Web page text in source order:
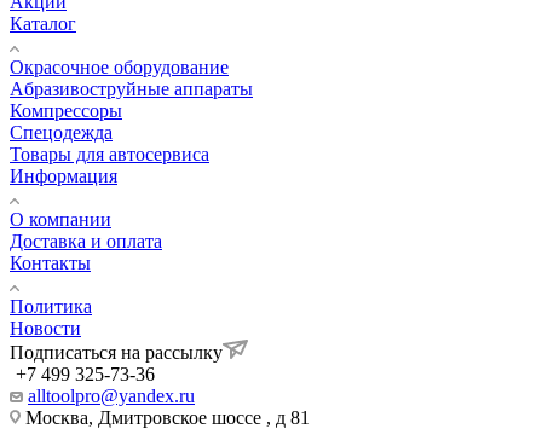
Каталог
Окрасочное оборудование
Aбразивоструйные аппараты
Компрессоры
Спецодежда
Товары для автосервиса
Информация
О компании
Доставка и оплата
Контакты
Политика
Новости
Подписаться на рассылку
+7 499 325-73-36
alltoolpro@yandex.ru
Москва, Дмитровское шоссе , д 81